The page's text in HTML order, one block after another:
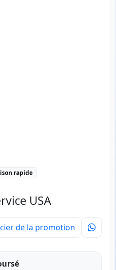
rapide
USA
de la promotion